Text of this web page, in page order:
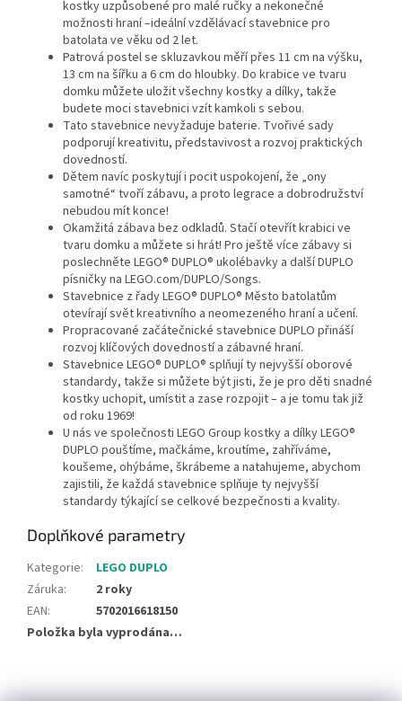
kostky uzpůsobené pro malé ručky a nekonečné
možnosti hraní –ideální vzdělávací stavebnice pro
batolata ve věku od 2 let.
Patrová postel se skluzavkou měří přes 11 cm na výšku,
13 cm na šířku a 6 cm do hloubky. Do krabice ve tvaru
domku můžete uložit všechny kostky a dílky, takže
budete moci stavebnici vzít kamkoli s sebou.
Tato stavebnice nevyžaduje baterie. Tvořivé sady
podporují kreativitu, představivost a rozvoj praktických
dovedností.
Dětem navíc poskytují i pocit uspokojení, že „ony
samotné“ tvoří zábavu, a proto legrace a dobrodružství
nebudou mít konce!
Okamžitá zábava bez odkladů. Stačí otevřít krabici ve
tvaru domku a můžete si hrát! Pro ještě více zábavy si
poslechněte LEGO® DUPLO® ukolébavky a další DUPLO
písničky na LEGO.com/DUPLO/Songs.
Stavebnice z řady LEGO® DUPLO® Město batolatům
otevírají svět kreativního a neomezeného hraní a učení.
Propracované začátečnické stavebnice DUPLO přináší
rozvoj klíčových dovedností a zábavné hraní.
Stavebnice LEGO® DUPLO® splňují ty nejvyšší oborové
standardy, takže si můžete být jisti, že je pro děti snadné
kostky uchopit, umístit a zase rozpojit – a je tomu tak již
od roku 1969!
U nás ve společnosti LEGO Group kostky a dílky LEGO®
DUPLO pouštíme, mačkáme, kroutíme, zahříváme,
koušeme, ohýbáme, škrábeme a natahujeme, abychom
zajistili, že každá stavebnice splňuje ty nejvyšší
standardy týkající se celkové bezpečnosti a kvality.
Doplňkové parametry
Kategorie:
LEGO DUPLO
Záruka:
2 roky
EAN:
5702016618150
Položka byla vyprodána…